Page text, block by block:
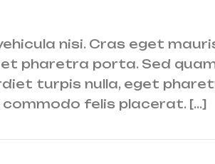
nisi. Cras eget
pharetra porta. Sed
turpis nulla, eget
felis placerat. […]